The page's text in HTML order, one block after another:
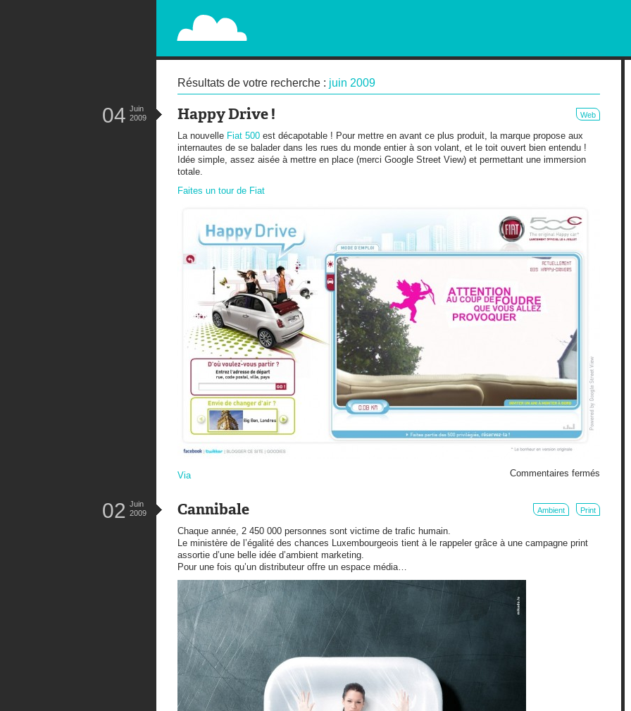
PAPERPLANE
STREET, AMBIENT, GUÉRILLA MARKETING AND OUT OF HOME
Résultats de votre recherche : juin 2009
Happy Drive ! Web
04 Juin
2009
La nouvelle Fiat 500 est décapotable ! Pour mettre en avant ce plus produit, la marque propose aux
internautes de se balader dans les rues du monde entier à son volant, et le toit ouvert bien entendu !
Idée simple, assez aisée à mettre en place (merci Google Street View) et permettant une immersion
totale.
Faites un tour de Fiat
Via Commentaires fermés
!
Cannibale Ambient Print
02 Juin
2009
Chaque année, 2 450 000 personnes sont victime de trafic humain.
Le ministère de l’égalité des chances Luxembourgeois tient à le rappeler grâce à une campagne print
assortie d’une belle idée d’ambient marketing.
Pour une fois qu’un distributeur offre un espace média…